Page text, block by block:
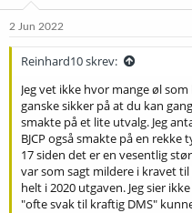
2 Jun 2022
Reinhard10 skrev:
Jeg vet ikke hvor mange øl
ganske sikker på at du kan
smakte på et lite utvalg. Jeg
BJCP også smakte på en
17 siden det er en vesentlig
var som sagt mildere i kravet
helt i 2020 utgaven. Jeg sier
"ofte svak til kraftig DMS"